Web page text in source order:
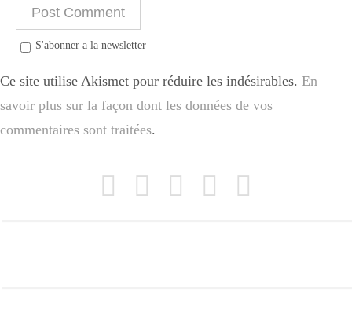
S'abonner a la newsletter
Ce site utilise Akismet pour réduire les indésirables. En
savoir plus sur la façon dont les données de vos
commentaires sont traitées.